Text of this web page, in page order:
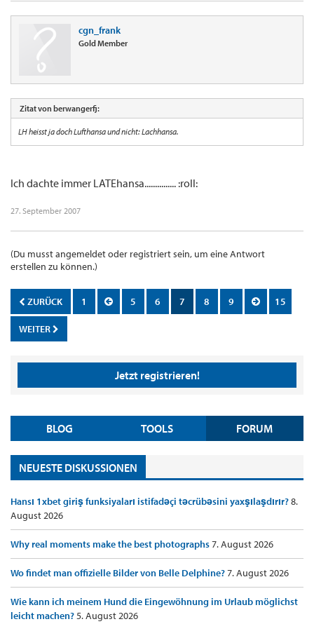
cgn_frank
Gold Member
Zitat von berwangerfj:
LH heisst ja doch Lufthansa und nicht: Lachhansa.
Ich dachte immer LATEhansa............... :roll:
27. September 2007
(Du musst angemeldet oder registriert sein, um eine Antwort
erstellen zu können.)
ZURÜCK 1 5 6 7 8 9 15
WEITER
Jetzt registrieren!
BLOG TOOLS FORUM
NEUESTE DISKUSSIONEN
Hansı 1xbet giriş funksiyaları istifadəçi təcrübəsini yaxşılaşdırır?8.
August 2026
Why real moments make the best photographs7. August 2026
Wo findet man offizielle Bilder von Belle Delphine?7. August 2026
Wie kann ich meinem Hund die Eingewöhnung im Urlaub möglichst
leicht machen?5. August 2026